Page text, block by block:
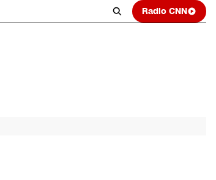
Radio CNN